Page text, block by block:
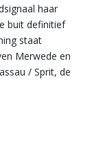
haar
buit definitief
staat
Merwede en
/ Sprit, de